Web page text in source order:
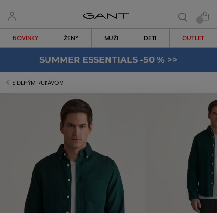
NOVINKY ŽENY MUŽI DETI OUTLET
SUMMER ESSENTIALS -50 % >>
S DLHÝM RUKÁVOM